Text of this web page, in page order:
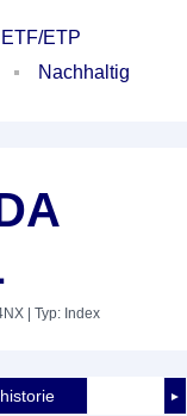
ETF/ETP
Nachhaltig
| Typ: Index
►